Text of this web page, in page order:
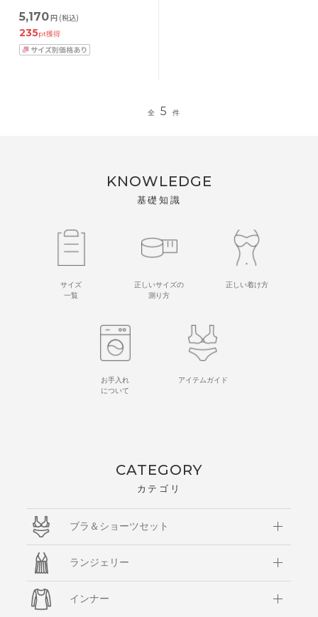
5,170円 (税込)
235pt獲得
全 5 件
KNOWLEDGE
基礎知識
サイズ
一覧
正しいサイズの
測り方
正しい着け方
お手入れ
について
アイテムガイド
CATEGORY
カテゴリ
ブラ＆ショーツセット
ランジェリー
インナー